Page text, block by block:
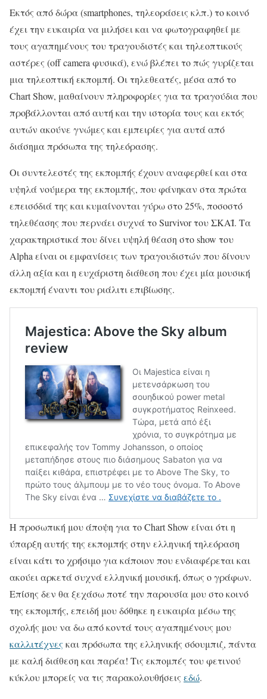
Εκτός από δώρα (smartphones, τηλεοράσεις κλπ.) το κοινό
έχει την ευκαιρία να μιλήσει και να φωτογραφηθεί με
τους αγαπημένους του τραγουδιστές και τηλεοπτικούς
αστέρες (off camera φυσικά), ενώ βλέπει το πώς γυρίζεται
μια τηλεοπτική εκπομπή. Οι τηλεθεατές, μέσα από το
Chart Show, μαθαίνουν πληροφορίες για τα τραγούδια που
προβάλλονται από αυτή και την ιστορία τους και εκτός
αυτών ακούνε γνώμες και εμπειρίες για αυτά από
διάσημα πρόσωπα της τηλεόρασης.
Οι συντελεστές της εκπομπής έχουν αναφερθεί και στα
υψηλά νούμερα της εκπομπής, που φάνηκαν στα πρώτα
επεισόδιά της και κυμαίνονται γύρω στο 25%, ποσοστό
τηλεθέασης που περνάει συχνά το Survivor του ΣΚΑΪ. Τα
χαρακτηριστικά που δίνει υψηλή θέαση στο show του
Alpha είναι οι εμφανίσεις των τραγουδιστών που δίνουν
άλλη αξία και η ευχάριστη διάθεση που έχει μία μουσική
εκπομπή έναντι του ριάλιτι επιβίωσης.
Η προσωπική μου άποψη για το Chart Show είναι ότι η
ύπαρξη αυτής της εκπομπής στην ελληνική τηλεόραση
είναι κάτι το χρήσιμο για κάποιον που ενδιαφέρεται και
ακούει αρκετά συχνά ελληνική μουσική, όπως ο γράφων.
Επίσης δεν θα ξεχάσω ποτέ την παρουσία μου στο κοινό
της εκπομπής, επειδή μου δόθηκε η ευκαιρία μέσω της
σχολής μου να δω από κοντά τους αγαπημένους μου
καλλιτέχνες και πρόσωπα της ελληνικής σόουμπιζ, πάντα
με καλή διάθεση και παρέα! Τις εκπομπές του φετινού
κύκλου μπορείς να τις παρακολουθήσεις εδώ.